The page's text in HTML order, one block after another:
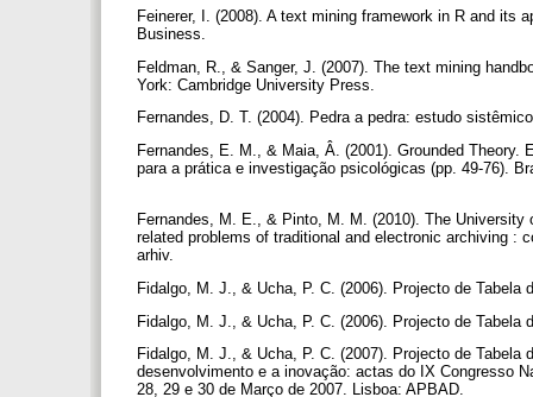
Feinerer, I. (2008). A text mining framework in R and
Business.
Feldman, R., & Sanger, J. (2007). The text mining
York: Cambridge University Press.
Fernandes, D. T. (2004). Pedra a pedra: estudo
Fernandes, E. M., & Maia, Â. (2001). Grounded
para a prática e investigação psicológicas (pp. 49-76).
Fernandes, M. E., & Pinto, M. M. (2010). The
related problems of traditional and electronic archiving :
arhiv.
Fidalgo, M. J., & Ucha, P. C. (2006). Projecto de
Fidalgo, M. J., & Ucha, P. C. (2006). Projecto de Tabela
Fidalgo, M. J., & Ucha, P. C. (2007). Projecto de Tabela
desenvolvimento e a inovação: actas do IX Congresso
28, 29 e 30 de Março de 2007. Lisboa: APBAD.